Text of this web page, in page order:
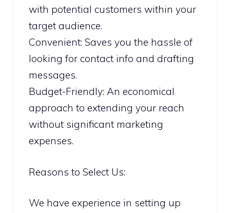
with potential customers within your
target audience.
Convenient: Saves you the hassle of
looking for contact info and drafting
messages.
Budget-Friendly: An economical
approach to extending your reach
without significant marketing
expenses.
Reasons to Select Us:
We have experience in setting up